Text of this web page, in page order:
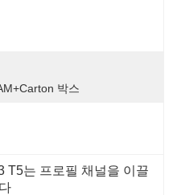
박스
T5는 프로필 채널을 이끌